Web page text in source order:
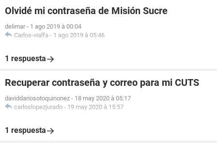
Olvidé mi contraseña de Misión Sucre
delimar - 1 ago 2019 à 00:04
Carlos-vialfa - 1 ago 2019 à 05:46
1 respuesta
Recuperar contraseña y correo para mi CUTS
daviddariosotoquinonez - 18 may 2020 à 05:17
carloslopezjurado - 19 may 2020 à 15:57
1 respuesta